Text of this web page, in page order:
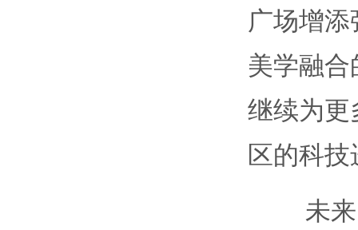
广场增
美学融
继续为更
区的科
未来的